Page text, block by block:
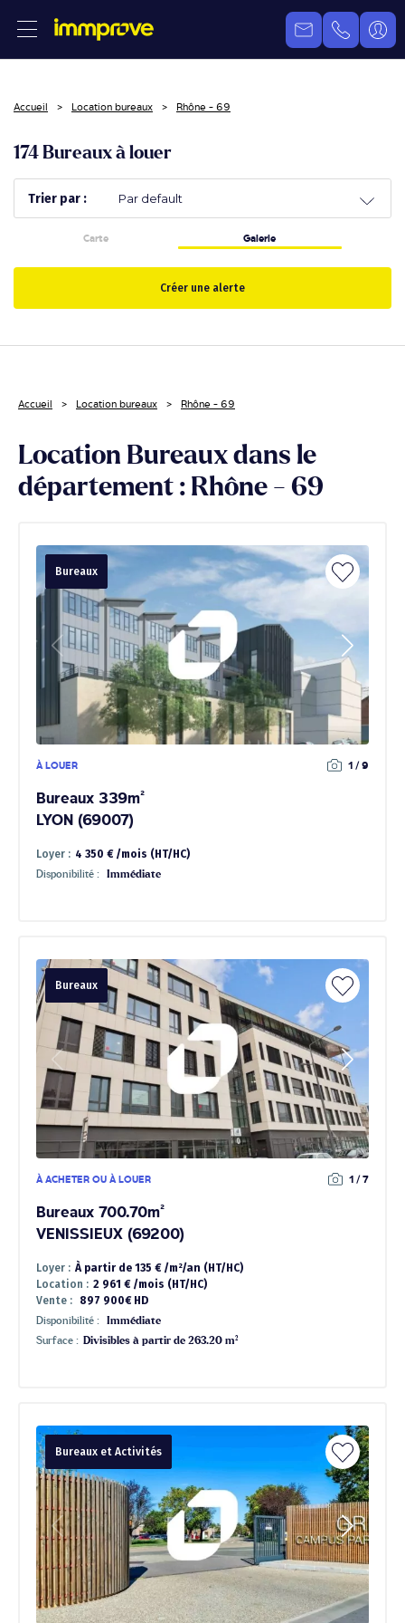
Accueil Location bureaux Rhône - 69
174 Bureaux à louer
Trier par :
Carte Galerie
Créer une alerte
Accueil Location bureaux Rhône - 69
Location Bureaux dans le
département : Rhône - 69
Bureaux
À LOUER 1 / 9
Bureaux 339m²
LYON (69007)
Loyer : 4 350 € /mois (HT/HC)
Disponibilité : Immédiate
Bureaux
À ACHETER OU À LOUER 1 / 7
Bureaux 700.70m²
VENISSIEUX (69200)
Loyer : À partir de 135 € /m²/an (HT/HC)
Location : 2 961 € /mois (HT/HC)
Vente :
897 900€ HD
Disponibilité :
Immédiate
Surface : Divisibles à partir de 263.20 m²
Bureaux et Activités